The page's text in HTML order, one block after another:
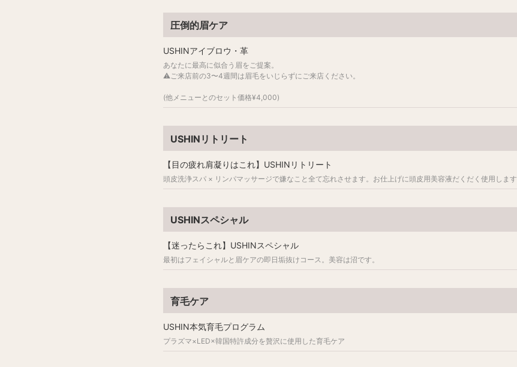
圧倒的眉ケア
USHINアイブロウ・革
あなたに最高に似合う眉をご提案。
⚠️ご来店前の3〜4週間は眉毛をいじらずにご来店ください。
(他メニューとのセット価格¥4,000)
USHINリトリート
【目の疲れ肩凝りはこれ】USHINリトリート
頭皮洗浄スパ × リンパマッサージで嫌なこと全て忘れさせます。お仕上げに頭皮用美容液だくだく使用します
USHINスペシャル
【迷ったらこれ】USHINスペシャル
最初はフェイシャルと眉ケアの即日垢抜けコース。美容は沼です。
育毛ケア
USHIN本気育毛プログラム
プラズマ×LED×韓国特許成分を贅沢に使用した育毛ケア